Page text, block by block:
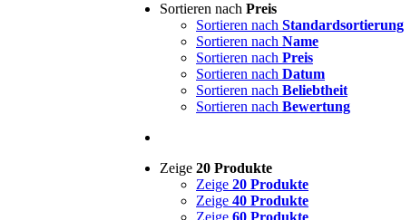
Sortieren nach Preis
Sortieren nach Standardsortierung
Sortieren nach Name
Sortieren nach Preis
Sortieren nach Datum
Sortieren nach Beliebtheit
Sortieren nach Bewertung
Zeige 20 Produkte
Zeige 20 Produkte
Zeige 40 Produkte
Zeige 60 Produkte